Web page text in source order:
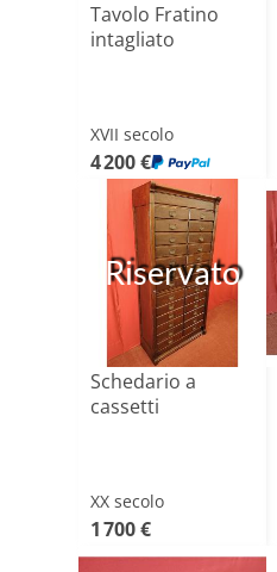
Tavolo Fratino
intagliato
XVII secolo
4 200 €
Riservato
Schedario a
cassetti
XX secolo
1 700 €